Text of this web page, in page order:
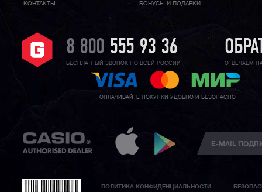
КОНТАКТЫ БОНУСЫ И ПОДАРКИ
8 800 555 93 36
БЕСПЛАТНЫЙ ЗВОНОК ПО ВСЕЙ РОССИИ ОТВЕЧАЕМ
ОПЛАЧИВАЙТЕ ПОКУПКИ УДОБНО И БЕЗОПАСНО
ПОЛИТИКА КОНФИДЕНЦИАЛЬНОСТИ